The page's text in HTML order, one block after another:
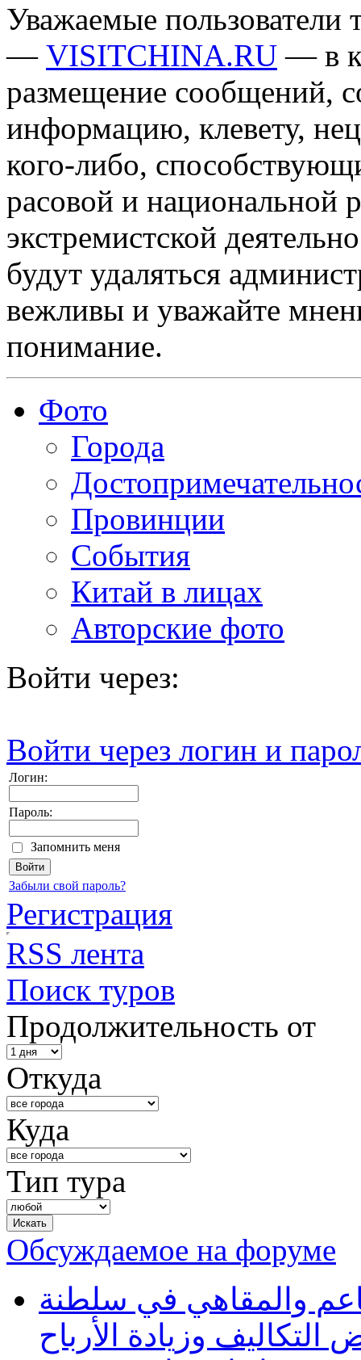
Уважаемые пользователи
— VISITCHINA.RU — в
размещение сообщений,
информацию, клевету,
кого-либо,
расовой и национальной
экстремистской
будут удаляться
вежливы и уважайте
понимание.
Фото
Города
Провинции
События
Китай в лицах
Авторские фото
Войти через:
Войти через логин и
Логин:
Пароль:
Запомнить меня
Забыли свой пароль?
Регистрация
RSS лента
Поиск туров
Продолжительность от
Откуда
Куда
Тип тура
Обсуждаемое на форуме
والمقاهي في سلطنة
وزيادة الأرباح